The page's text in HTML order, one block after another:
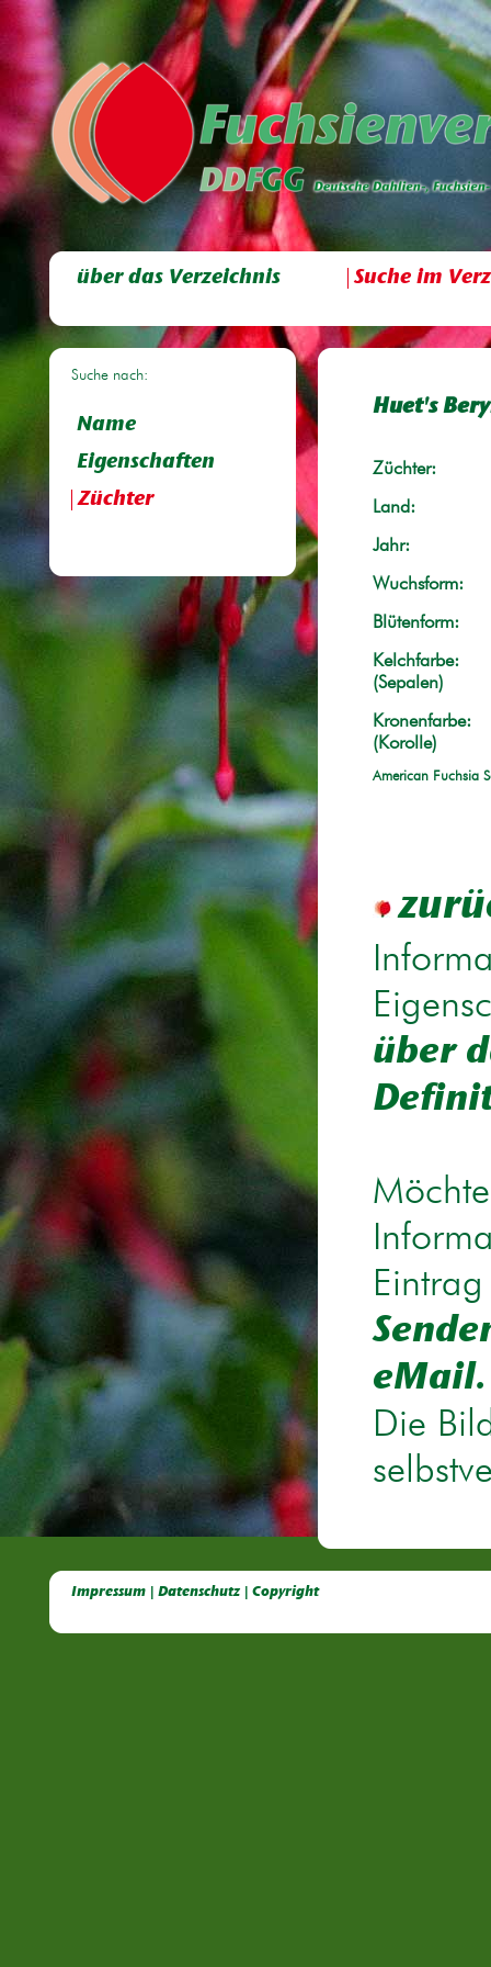
über das Verzeichnis Suche im
Suche nach:
Name
Eigenschaften
Züchter
Huet's
Züchter:
Land:
Jahr:
Wuchsform:
Blütenform:
Kelchfarbe:
(Sepalen)
Kronenfarbe:
(Korolle)
American Fuchsia
über
eMail.
Die
Impressum | Datenschutz | Copyright